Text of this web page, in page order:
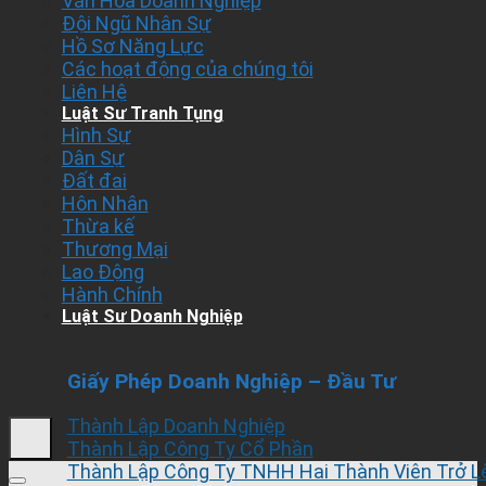
Đội Ngũ Nhân Sự
Hồ Sơ Năng Lực
Các hoạt động của chúng tôi
Liên Hệ
Luật Sư Tranh Tụng
Hình Sự
Dân Sự
Đất đai
Hôn Nhân
Thừa kế
Thương Mại
Lao Động
Hành Chính
Luật Sư Doanh Nghiệp
Giấy Phép Doanh Nghiệp – Đầu Tư
Thành Lập Doanh Nghiệp
Thành Lập Công Ty Cổ Phần
Thành Lập Công Ty TNHH Hai Thành Viên Trở